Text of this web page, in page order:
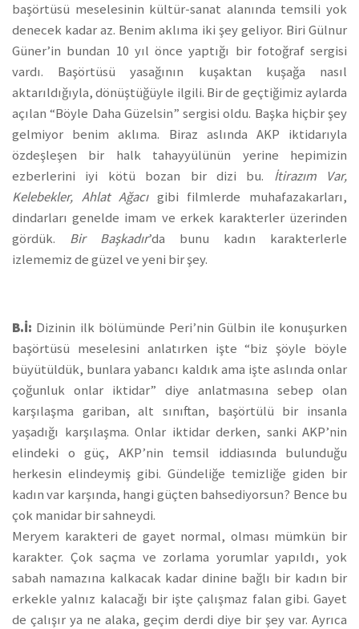
başörtüsü meselesinin kültür-sanat alanında temsili yok
denecek kadar az. Benim aklıma iki şey geliyor. Biri Gülnur
Güner’in bundan 10 yıl önce yaptığı bir fotoğraf sergisi
vardı. Başörtüsü yasağının kuşaktan kuşağa nasıl
aktarıldığıyla, dönüştüğüyle ilgili. Bir de geçtiğimiz aylarda
açılan “Böyle Daha Güzelsin” sergisi oldu. Başka hiçbir şey
gelmiyor benim aklıma. Biraz aslında AKP iktidarıyla
özdeşleşen bir halk tahayyülünün yerine hepimizin
ezberlerini iyi kötü bozan bir dizi bu. İtirazım Var,
Kelebekler, Ahlat Ağacıgibi filmlerde muhafazakarları,
dindarları genelde imam ve erkek karakterler üzerinden
gördük. Bir Başkadır’da bunu kadın karakterlerle
izlememiz de güzel ve yeni bir şey.
B.İ: Dizinin ilk bölümünde Peri’nin Gülbin ile konuşurken
başörtüsü meselesini anlatırken işte “biz şöyle böyle
büyütüldük, bunlara yabancı kaldık ama işte aslında onlar
çoğunluk onlar iktidar” diye anlatmasına sebep olan
karşılaşma gariban, alt sınıftan, başörtülü bir insanla
yaşadığı karşılaşma. Onlar iktidar derken, sanki AKP’nin
elindeki o güç, AKP’nin temsil iddiasında bulunduğu
herkesin elindeymiş gibi. Gündeliğe temizliğe giden bir
kadın var karşında, hangi güçten bahsediyorsun? Bence bu
çok manidar bir sahneydi.
Meryem karakteri de gayet normal, olması mümkün bir
karakter. Çok saçma ve zorlama yorumlar yapıldı, yok
sabah namazına kalkacak kadar dinine bağlı bir kadın bir
erkekle yalnız kalacağı bir işte çalışmaz falan gibi. Gayet
de çalışır ya ne alaka, geçim derdi diye bir şey var. Ayrıca